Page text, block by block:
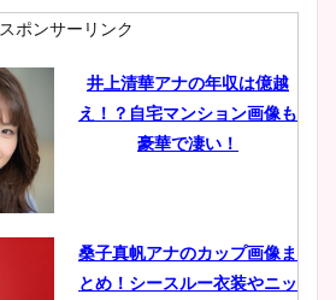
スポンサーリンク
井上清華アナの年収は億越
え！？自宅マンション画像も
豪華で凄い！
桑子真帆アナのカップ画像ま
とめ！シースルー衣装やニッ